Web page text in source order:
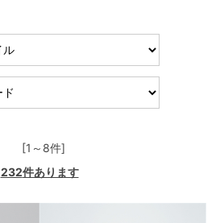
[1～8件]
232件あります